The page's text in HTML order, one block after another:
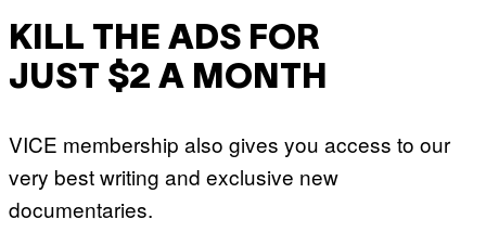
KILL THE ADS FOR
JUST $2 A MONTH
VICE membership also gives you access to our
very best writing and exclusive new
documentaries.